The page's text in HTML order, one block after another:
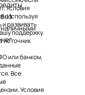
Условия
Используя
развивать
поддержку.
источник
или банком,
Все
Условия